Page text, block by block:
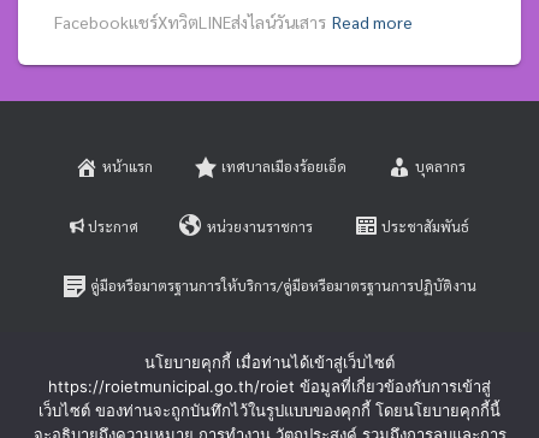
Facebookแชร์XทวิตLINEส่งไลน์วันเสาร Read more
หน้าแรก เทศบาลเมืองร้อยเอ็ด บุคลากร
ประกาศ หน่วยงานราชการ ประชาสัมพันธ์
คู่มือหรือมาตรฐานการให้บริการ/คู่มือหรือมาตรฐานการปฏิบัติงาน
หลักเกณฑ์การบริหารและพัฒนาทรัพยากรบุคคล
นโยบายคุกกี้ เมื่อท่านได้เข้าสู่เว็บไซต์
https://roietmunicipal.go.th/roiet ข้อมูลที่เกี่ยวข้องกับการเข้าสู่
เว็บไซต์ ของท่านจะถูกบันทึกไว้ในรูปแบบของคุกกี้ โดยนโยบายคุกกี้นี้